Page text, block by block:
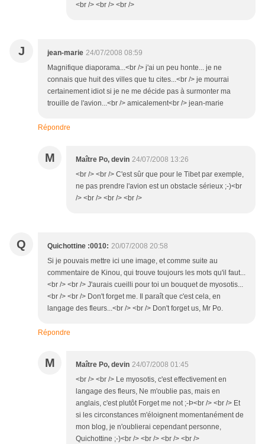
<br /> <br /> <br />
J jean-marie 24/07/2008 08:59
Magnifique diaporama...<br /> j'ai un peu honte... je ne
connais que huit des villes que tu cites...<br /> je mourrai
certainement idiot si je ne me décide pas à surmonter ma
trouille de l'avion...<br /> amicalement<br /> jean-marie
Répondre
M Maître Po, devin 24/07/2008 13:26
<br /> <br /> C'est sûr que pour le Tibet par exemple,
ne pas prendre l'avion est un obstacle sérieux ;-)<br
/> <br /> <br /> <br />
Q Quichottine :0010: 20/07/2008 20:58
Si je pouvais mettre ici une image, et comme suite au
commentaire de Kinou, qui trouve toujours les mots qu'il faut...
<br /> <br /> J'aurais cueilli pour toi un bouquet de myosotis...
<br /> <br /> Don't forget me. Il paraît que c'est cela, en
langage des fleurs...<br /> <br /> Don't forget us, Mr Po.
Répondre
M Maître Po, devin 24/07/2008 01:45
<br /> <br /> Le myosotis, c'est effectivement en
langage des fleurs, Ne m'oublie pas, mais en
anglais, c'est plutôt Forget me not ;-Þ<br /> <br /> Et
si les circonstances m'éloignent momentanément de
mon blog, je n'oublierai cependant personne,
Quichottine ;-)<br /> <br /> <br /> <br />